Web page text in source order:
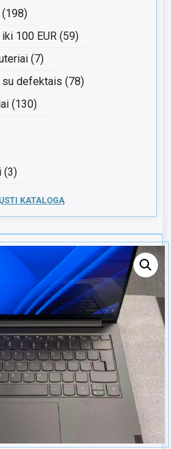
100 EUR (59)
(7)
su defektais (78)
(130)
(3)
KATALOGĄ